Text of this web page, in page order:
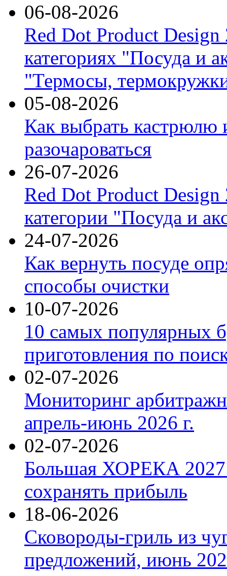
06-08-2026
Red Dot Product Design
категориях "Посуда и
"Термосы,
05-08-2026
Как выбрать кастрюлю
разочароваться
26-07-2026
Red Dot Product Design
категории "Посуда и
24-07-2026
Как вернуть посуде
способы очистки
10-07-2026
10 самых популярных
приготовления по
02-07-2026
Мониторинг
апрель-июнь 2026 г.
02-07-2026
Большая ХОРЕКА 2027:
сохранять прибыль
18-06-2026
Сковороды-гриль из
предложений, июнь